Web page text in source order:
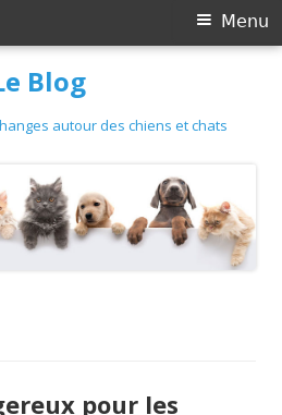
Blog
autour des chiens et chats
Menu
:
pour les